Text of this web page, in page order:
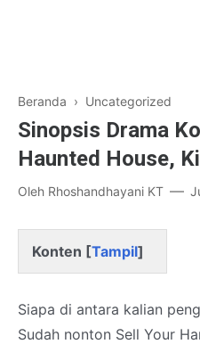
Beranda › Uncategorized
Sinopsis Drama
Haunted House,
Oleh Rhoshandhayani KT
Konten [Tampil]
Siapa di antara kalian
Sudah nonton Sell Your